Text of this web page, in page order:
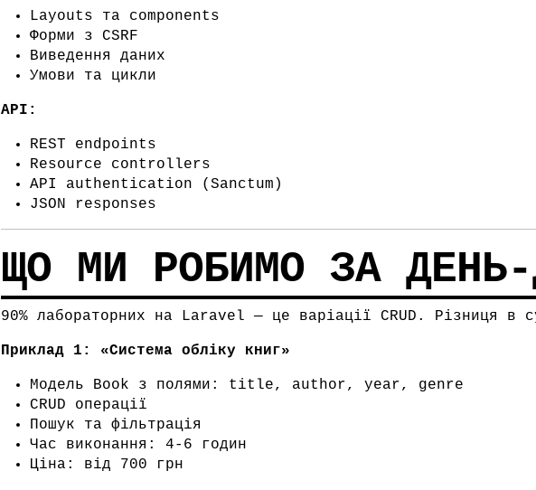
Layouts та components
Форми з CSRF
Виведення даних
Умови та цикли
API:
REST endpoints
Resource controllers
API authentication (Sanctum)
JSON responses
ЩО МИ РОБИМО ЗА ДЕНЬ-
90% лабораторних на Laravel — це варіації CRUD. Різниця в
Приклад 1: «Система обліку книг»
Модель Book з полями: title, author, year, genre
CRUD операції
Пошук та фільтрація
Час виконання: 4-6 годин
Ціна: від 700 грн